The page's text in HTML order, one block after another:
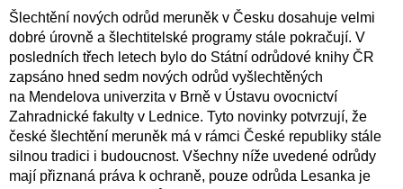
Šlechtění nových odrůd meruněk v Česku dosahuje velmi
dobré úrovně a šlechtitelské programy stále pokračují. V
posledních třech letech bylo do Státní odrůdové knihy ČR
zapsáno hned sedm nových odrůd vyšlechtěných
na Mendelova univerzita v Brně v Ústavu ovocnictví
Zahradnické fakulty v Lednice. Tyto novinky potvrzují, že
české šlechtění meruněk má v rámci České republiky stále
silnou tradici i budoucnost. Všechny níže uvedené odrůdy
mají přiznaná práva k ochraně, pouze odrůda Lesanka je